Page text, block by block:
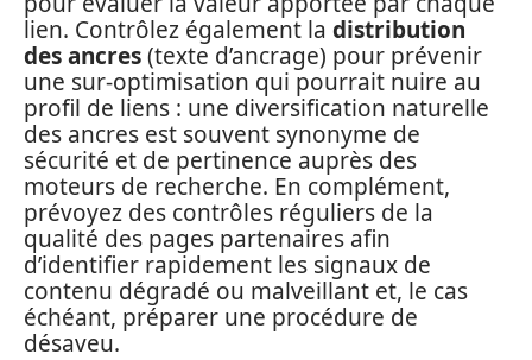
lien. Contrôlez également la distribution
des ancres(texte d’ancrage) pour prévenir
une sur-optimisation qui pourrait nuire au
profil de liens : une diversification naturelle
des ancres est souvent synonyme de
sécurité et de pertinence auprès des
moteurs de recherche. En complément,
prévoyez des contrôles réguliers de la
qualité des pages partenaires afin
d’identifier rapidement les signaux de
contenu dégradé ou malveillant et, le cas
échéant, préparer une procédure de
désaveu.